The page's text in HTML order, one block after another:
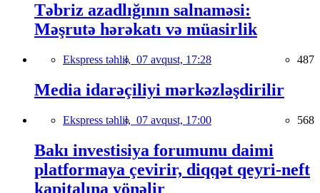
Təbriz azadlığının salnaməsi:
Məşrutə hərəkatı və müasirlik
Ekspress təhlil, 07 avqust, 17:28 487
Media idarəçiliyi mərkəzləşdirilir
Ekspress təhlil, 07 avqust, 17:00 568
Bakı investisiya forumunu daimi
platformaya çevirir, diqqət qeyri-neft
kapitalına yönəlir